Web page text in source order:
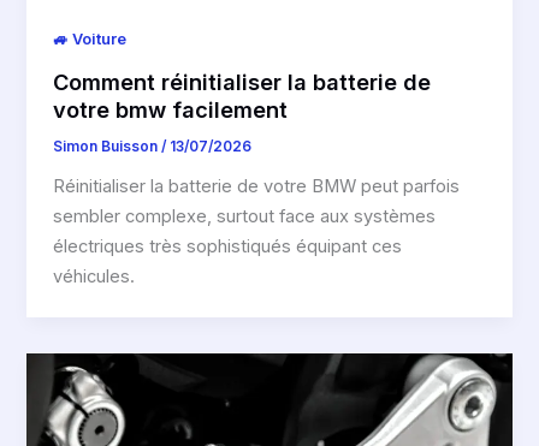
🚙 Voiture
Comment réinitialiser la batterie de
votre bmw facilement
Simon Buisson/ 13/07/2026
Réinitialiser la batterie de votre BMW peut parfois
sembler complexe, surtout face aux systèmes
électriques très sophistiqués équipant ces
véhicules.